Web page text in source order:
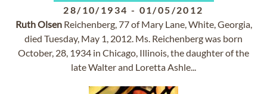
28/10/1934 - 01/05/2012
RuthOlsenReichenberg, 77 of Mary Lane, White, Georgia,
died Tuesday, May 1, 2012. Ms. Reichenberg was born
October, 28, 1934 in Chicago, Illinois, the daughter of the
late Walter and Loretta Ashle...